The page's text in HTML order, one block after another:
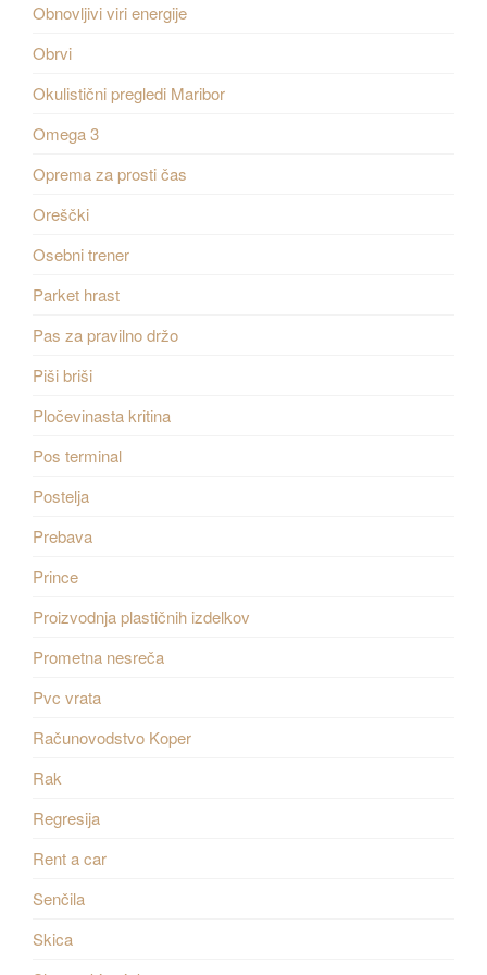
Obnovljivi viri energije
Obrvi
Okulistični pregledi Maribor
Omega 3
Oprema za prosti čas
Oreščki
Osebni trener
Parket hrast
Pas za pravilno držo
Piši briši
Pločevinasta kritina
Pos terminal
Postelja
Prebava
Prince
Proizvodnja plastičnih izdelkov
Prometna nesreča
Pvc vrata
Računovodstvo Koper
Rak
Regresija
Rent a car
Senčila
Skica